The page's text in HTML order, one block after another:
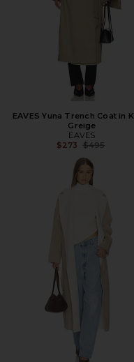
EAVES Yuna Trench Coat in
Greige
EAVES
$273
Предыдущая
$495